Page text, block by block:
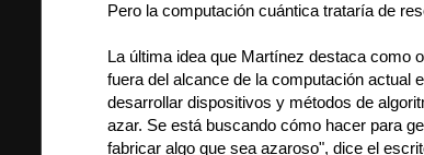
Pero la computación cuántica trataría de
La última idea que Martínez destaca como
fuera del alcance de la computación actual
desarrollar dispositivos y métodos de
azar. Se está buscando cómo hacer para
fabricar algo que sea azaroso", dice el